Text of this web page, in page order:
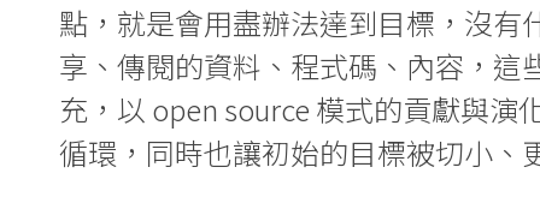
點，就是會用盡辦法達到目標，沒有
享、傳閱的資料、程式碼、內容，
充，以 open source 模式的貢獻與
循環，同時也讓初始的目標被切小